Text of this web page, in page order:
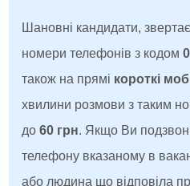
Шановні кандидати,
номери телефонів з кодом
також на прямі короткі
хвилини розмови з таким
до60 грн. Якщо Ви
телефону вказаному в
або людина що відповіла